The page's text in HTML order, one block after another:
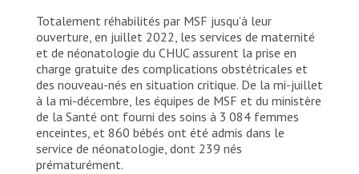
Totalement réhabilités par MSF jusqu’à leur
ouverture, en juillet 2022, les services de maternité
et de néonatologie du CHUC assurent la prise en
charge gratuite des complications obstétricales et
des nouveau-nés en situation critique. De la mi-juillet
à la mi-décembre, les équipes de MSF et du ministère
de la Santé ont fourni des soins à 3 084 femmes
enceintes, et 860 bébés ont été admis dans le
service de néonatologie, dont 239 nés
prématurément.